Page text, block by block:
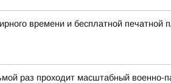
времени и бесплатной печатной
раз проходит масштабный военно-